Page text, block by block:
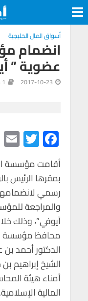
أسواق المال الخليجية
انضمام
عضوية ”
2017-10-23 1 منذ دقيقة
F
ac
e
b
o
o
k
T
wi
tt
er
أقامت مؤسسة
بمقرها الرئيس
رسمي
والمراجعة
أيوفي”، وذلك
محافظ مؤسسة
الدكتور أحمد
الشيخ إبراهيم
أمناء هيئة
المالية الإسلامية.